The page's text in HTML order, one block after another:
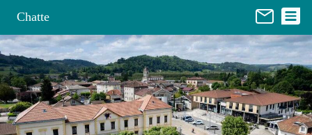
Chatte